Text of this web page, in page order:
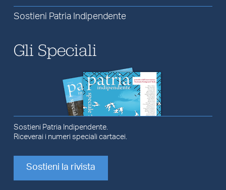
Sostieni Patria Indipendente
Gli Speciali
Sostieni Patria Indipendente.
Riceverai i numeri speciali cartacei.
Sostieni la rivista